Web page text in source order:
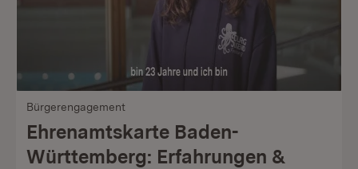
Bürgerengagement
Ehrenamtskarte Baden-
Württemberg: Erfahrungen &